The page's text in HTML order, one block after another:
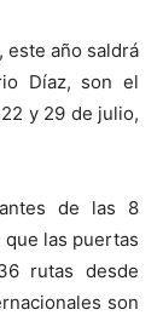
este año saldrá
Díaz, son el
y 29 de julio,
de las 8
las puertas
rutas desde
son